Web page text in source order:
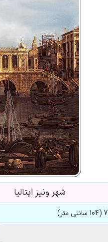
شهر ونیز ایتالیا